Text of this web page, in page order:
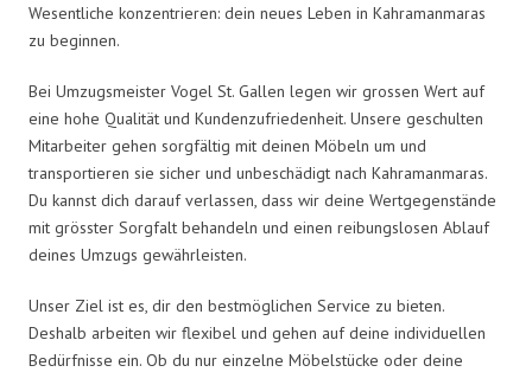
Wesentliche konzentrieren: dein neues Leben in Kahramanmaras
zu beginnen.
Bei Umzugsmeister Vogel St. Gallen legen wir grossen Wert auf
eine hohe Qualität und Kundenzufriedenheit. Unsere geschulten
Mitarbeiter gehen sorgfältig mit deinen Möbeln um und
transportieren sie sicher und unbeschädigt nach Kahramanmaras.
Du kannst dich darauf verlassen, dass wir deine Wertgegenstände
mit grösster Sorgfalt behandeln und einen reibungslosen Ablauf
deines Umzugs gewährleisten.
Unser Ziel ist es, dir den bestmöglichen Service zu bieten.
Deshalb arbeiten wir flexibel und gehen auf deine individuellen
Bedürfnisse ein. Ob du nur einzelne Möbelstücke oder deine